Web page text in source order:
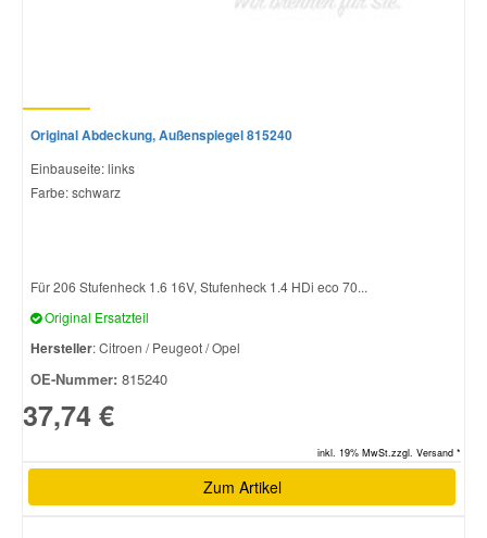
Original Abdeckung, Außenspiegel 815240
Einbauseite: links
Farbe: schwarz
Für 206 Stufenheck 1.6 16V, Stufenheck 1.4 HDi eco 70...
Original Ersatzteil
Hersteller: Citroen / Peugeot / Opel
OE-Nummer: 815240
37,74 €
inkl. 19% MwSt.zzgl. Versand *
Zum Artikel